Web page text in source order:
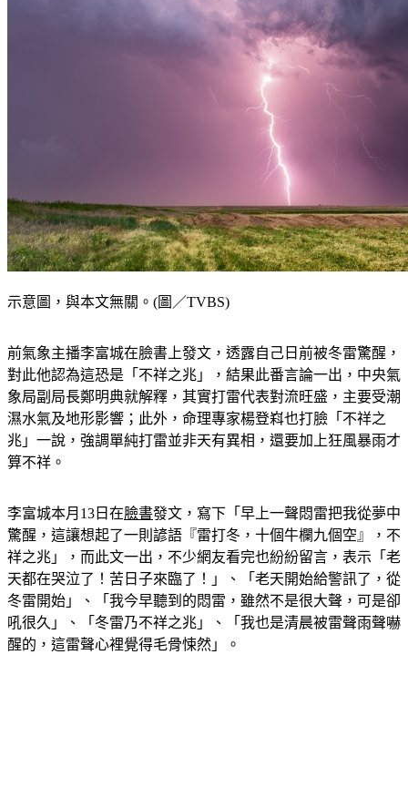
前氣象主播李富城在臉書上發文，透露自己日前被冬雷驚醒，
對此他認為這恐是「不祥之兆」，結果此番言論一出，中央氣
象局副局長鄭明典就解釋，其實打雷代表對流旺盛，主要受潮
濕水氣及地形影響；此外，命理專家楊登嵙也打臉「不祥之
兆」一說，強調單純打雷並非天有異相，還要加上狂風暴雨才
李富城本月13日在臉書 發文，寫下「早上一聲悶雷把我從夢中
驚醒，這讓想起了一則諺語『雷打冬，十個牛欄九個空』，不
祥之兆」，而此文一出，不少網友看完也紛紛留言，表示「老
天都在哭泣了！苦日子來臨了！」、「老天開始給警訊了，從
冬雷開始」、「我今早聽到的悶雷，雖然不是很大聲，可是卻
吼很久」、「冬雷乃不祥之兆」、「我也是清晨被雷聲雨聲嚇